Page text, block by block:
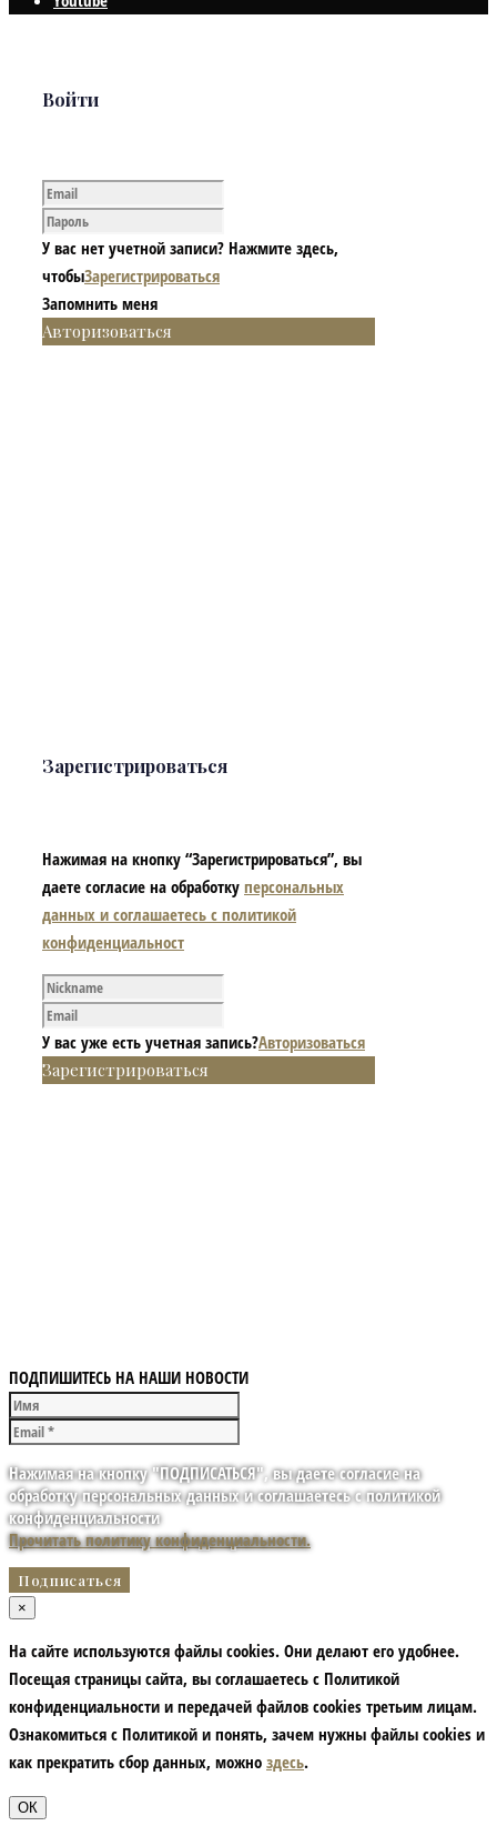
Войти
У вас нет учетной записи? Нажмите здесь,
чтобыЗарегистрироваться
Запомнить меня
Авторизоваться
Зарегистрироваться
Нажимая на кнопку “Зарегистрироваться”, вы
даете согласие на обработку персональных
данных и соглашаетесь с политикой
конфиденциальност
У вас уже есть учетная запись?Авторизоваться
Зарегистрироваться
ПОДПИШИТЕСЬ НА НАШИ НОВОСТИ
Нажимая на кнопку "ПОДПИСАТЬСЯ", вы даете согласие на
обработку персональных данных и соглашаетесь с политикой
конфиденциальности
Прочитать политику конфиденциальности.
×
На сайте используются файлы cookies. Они делают его удобнее.
Посещая страницы сайта, вы соглашаетесь с Политикой
конфиденциальности и передачей файлов cookies третьим лицам.
Ознакомиться с Политикой и понять, зачем нужны файлы сookies и
как прекратить сбор данных, можно здесь.
ОК